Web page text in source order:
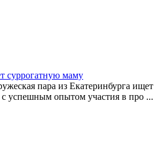
суррогатную маму
пара из Екатеринбурга ищет
успешным опытом участия в про ...